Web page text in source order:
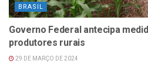
BRASIL
Governo Federal antecipa
produtores rurais
29 DE MARÇO DE 2024